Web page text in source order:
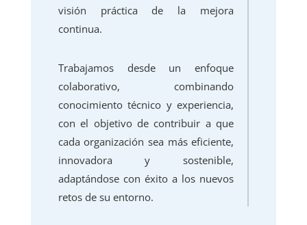
visión práctica de la mejora
continua.
Trabajamos desde un enfoque
colaborativo, combinando
conocimiento técnico y experiencia,
con el objetivo de contribuir a que
cada organización sea más eficiente,
innovadora y sostenible,
adaptándose con éxito a los nuevos
retos de su entorno.